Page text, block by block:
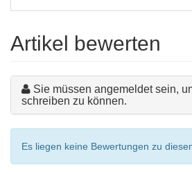
Artikel bewerten
Sie müssen angemeldet sein,
schreiben zu können.
Es liegen keine Bewertungen zu